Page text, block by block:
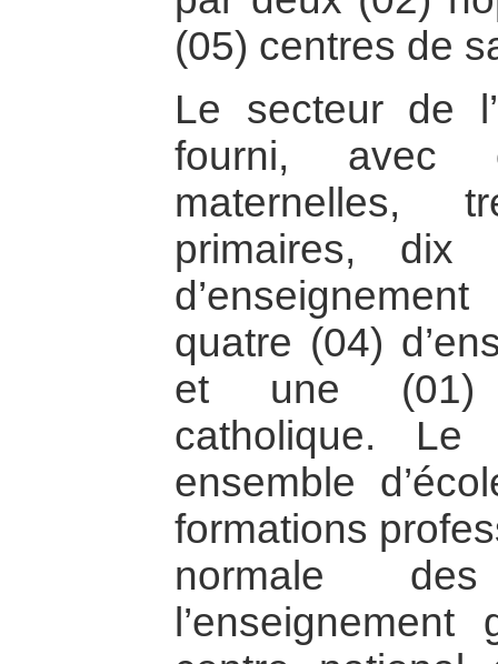
(05) centres de
Le secteur de
fourni, avec
maternelles,
primaires, dix
quatre (04)
et une (01)
catholique.
ensemble
formations
normale